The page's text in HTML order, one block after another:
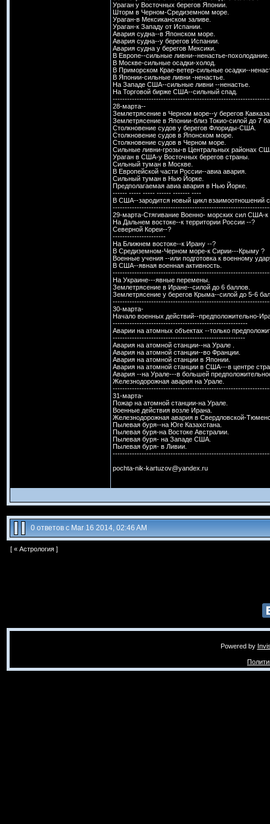
Ураган у Восточных берегов Японии.
Шторм в Черном-Средиземном море.
Ураган-в Мексиканском заливе.
Ураган-к Западу от Испании.
Авария судна--в Японском море.
Авария судна--у берегов Испании.
Авария судна у берегов Мексики.
В Европе--сильные ливни--ненастье-похолодание.
В Москве-сильные осадки-холод.
В Приморском Крае-ветер-сильные осадки--
В Японии-сильные ливни -ненастье.
На Западе США--сильные ливни --ненастье.
На Торговой бирже США--сильный спад.
28-марта--
Землетрясение в Черном море--у берегов
Землетрясение в Японии-близ Токио-силой до 7
Столкновение судов у берегов Флориды-США.
Столкновение судов в Японском море.
Столкновение судов в Черном море.
Сильные ливни-грозы-в Центральных районах
Ураган в США-у Восточных берегов страны.
Сильный туман в Москве.
В Европейской части России--авиа авария.
Сильный туман в Нью Йорке.
Предполагаемая авиа авария в Нью Йорке.
------ ----- ----- ------ ------- ----
В США--зародится новый цикл взаимоотношений
29-марта-Стягивание Военно- морских сил США-к
На Дальнем востоке--к территории России --?
Северной Кореи--?
----------------------
На Ближнем востоке--к Ирану --?
В Средиземном-Черном море-к Сирии---Крыму ?
Военные учения --или подготовка к военному
В США--явная военная активность.
На Украине---явные перемены.
Землетрясение в Иране--силой до 6 баллов.
Землетрясение у берегов Крыма--силой до 5-6
30-марта-
Начало военных действий--предположительно-
--------------------------------------------------------
Аварии на атомных объектах --только
-------------------------------------------------------
Авария на атомной станции--на Урале .
Авария на атомной станции--во Франции.
Авария на атомной станции в Японии.
Авария на атомной станции в США---в центре
Авария --на Урале---в большей
Железнодорожная авария на Урале.
31-марта-
Пожар на атомной станции-на Урале.
Военные действия возле Ирана.
Железнодорожная авария в Свердловской-
Пылевая буря--на Юге Казахстана.
Пылевая буря-на Востоке Австралии.
Пылевая буря- на Западе США.
Пылевая буря- в Ливии.
pochta-nik-kartuzov@yandex.ru
0 ответов с Mar 16 2014, 02:46 AM
[ « Астрология ]
Powered by